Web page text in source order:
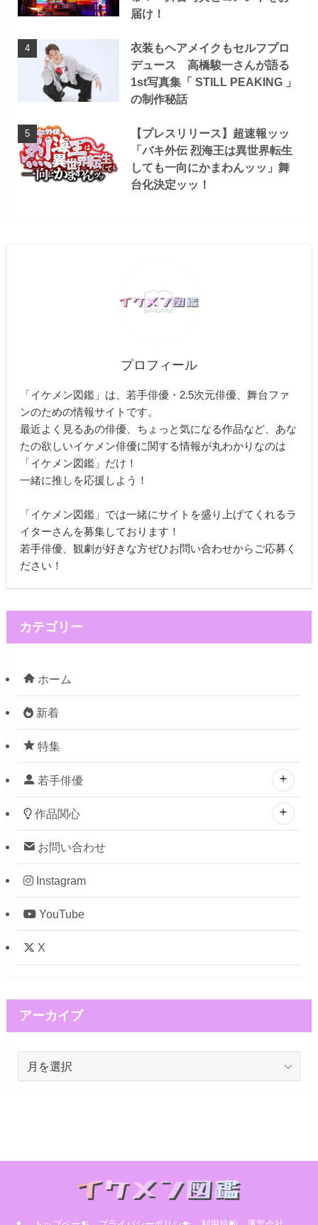
届け！
衣装もヘアメイクもセルフプロ
デュース 高橋駿一さんが語る
1st写真集「 STILL PEAKING 」
の制作秘話
【プレスリリース】超速報ッッ
「バキ外伝 烈海王は異世界転生
しても一向にかまわんッッ」舞
台化決定ッッ！
プロフィール
「イケメン図鑑」は、若手俳優・2.5次元俳優、舞台ファ
ンのための情報サイトです。
最近よく見るあの俳優、ちょっと気になる作品など、あな
たの欲しいイケメン俳優に関する情報が丸わかりなのは
「イケメン図鑑」だけ！
一緒に推しを応援しよう！
「イケメン図鑑」では一緒にサイトを盛り上げてくれるラ
イターさんを募集しております！
若手俳優、観劇が好きな方ぜひお問い合わせからご応募く
ださい！
カテゴリー
ホーム
新着
特集
若手俳優
作品関心
お問い合わせ
Instagram
YouTube
X
アーカイブ